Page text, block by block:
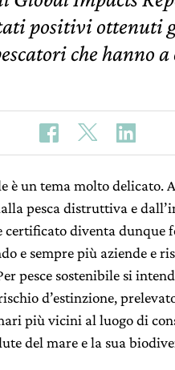
positivi ottenuti
che hanno a
è un tema molto delicato.
pesca distruttiva e
certificato diventa dunque
e sempre più aziende e
pesce sostenibile si
d’estinzione,
più vicini al luogo di
del mare e la sua